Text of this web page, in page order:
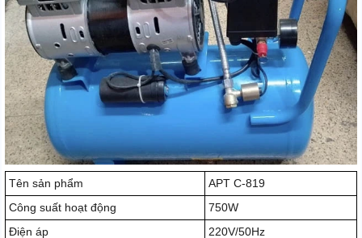
Tên sản phẩm
APT C-819
Công suất hoạt động
750W
Điện áp
220V/50Hz